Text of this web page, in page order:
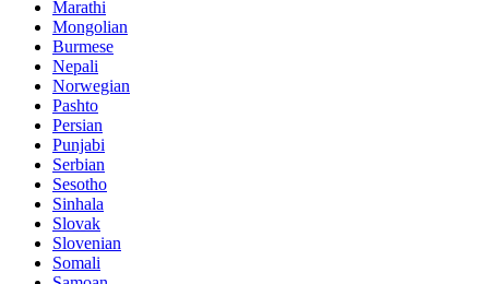
Marathi
Mongolian
Burmese
Nepali
Norwegian
Pashto
Persian
Punjabi
Serbian
Sesotho
Sinhala
Slovak
Slovenian
Somali